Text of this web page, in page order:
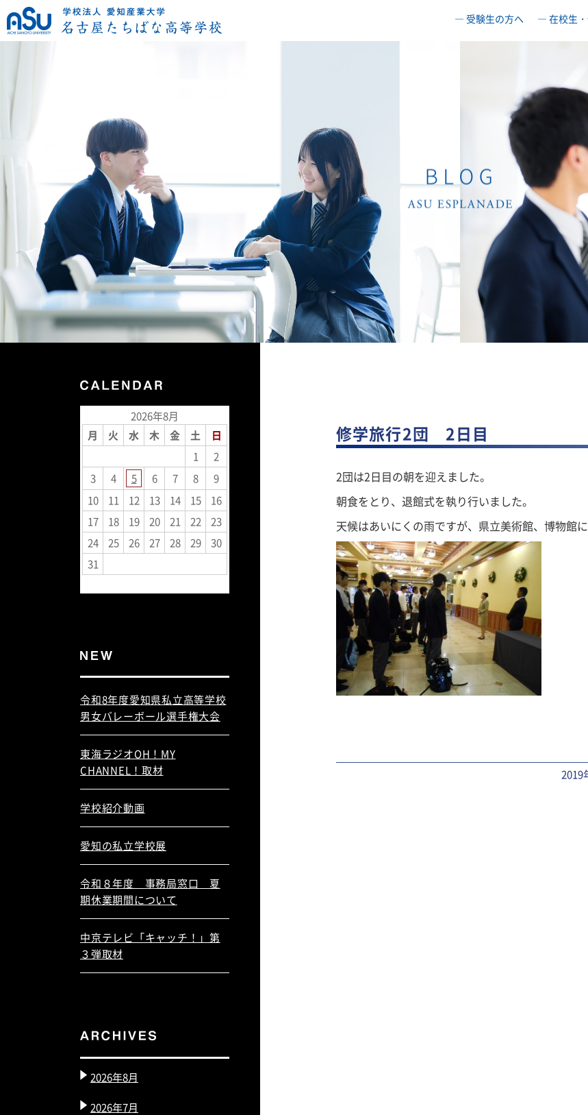
― 受験生の方へ ― 在校生
修学旅行2団 2日目
2団は2日目の朝を迎えました。
朝食をとり、退館式を執り行いました。
天候はあいにくの雨ですが、県立美術館、博物館に
2019
2026年8月
月
火 水 木 金 土
日
1
2
3
4 5 6 7 8
9
10
11 12 13 14 15
16
17
18 19 20 21 22
23
24
25 26 27 28 29
30
31
令和8年度愛知県私立高等学校
男女バレーボール選手権大会
東海ラジオOH！MY
CHANNEL！取材
学校紹介動画
愛知の私立学校展
令和８年度 事務局窓口 夏
期休業期間について
中京テレビ「キャッチ！」第
３弾取材
2026年8月
2026年7月